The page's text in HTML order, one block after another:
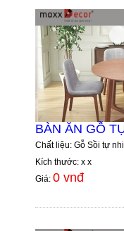
BÀN ĂN GỖ
Chất liệu: Gỗ Sồi tự
Kích thước: x x
Giá: 0 vnđ